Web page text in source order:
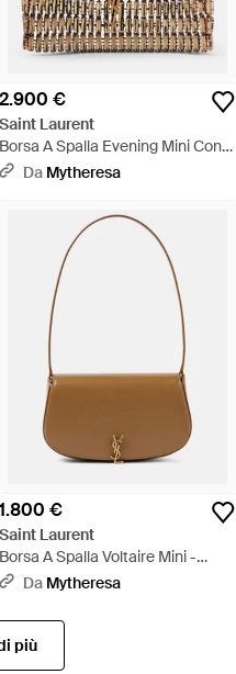
2.900 €
Saint Laurent
Borsa A Spalla Evening Mini Con
Ricamo - Metallizzato
Da Mytheresa
1.800 €
Saint Laurent
Borsa A Spalla Voltaire Mini -
Marrone
Da Mytheresa
più